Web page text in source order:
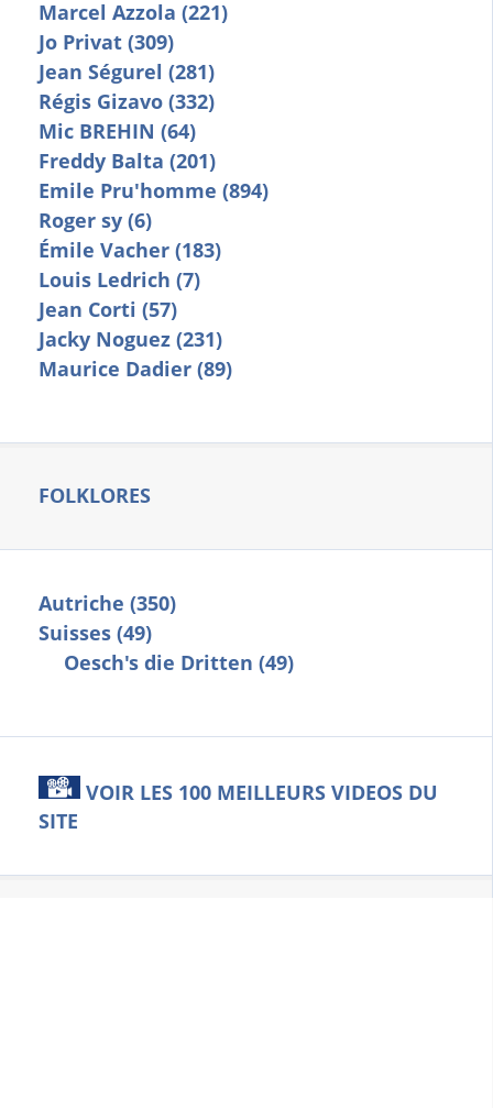
Marcel Azzola (221)
Jo Privat (309)
Jean Ségurel (281)
Régis Gizavo (332)
Mic BREHIN (64)
Freddy Balta (201)
Emile Pru'homme (894)
Roger sy (6)
Émile Vacher (183)
Louis Ledrich (7)
Jean Corti (57)
Jacky Noguez (231)
Maurice Dadier (89)
FOLKLORES
Autriche (350)
Suisses (49)
Oesch's die Dritten (49)
VOIR LES 100 MEILLEURS VIDEOS DU
SITE